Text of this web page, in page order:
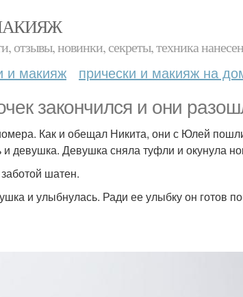
отзывы, новинки, секреты, техника
и макияж прически и макияж на
закончился и они
Как и обещал Никита, они с Юлей
девушка. Девушка сняла туфли и окунула
шатен.
и улыбнулась. Ради ее улыбку он готов